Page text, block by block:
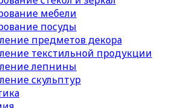
мебели
посуды
предметов декора
текстильной продукции
лепнины
скульптур